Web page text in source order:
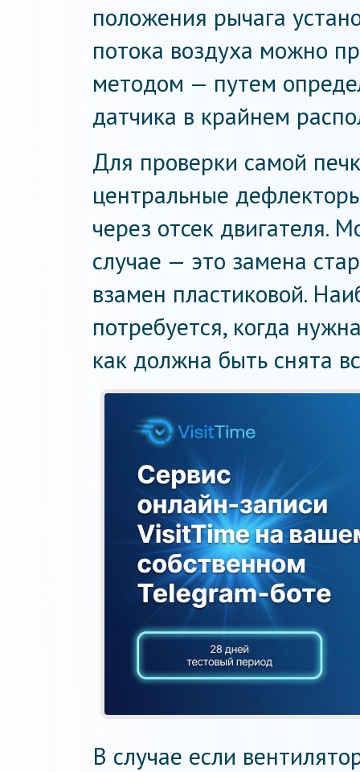
положения рычага
потока воздуха можно
методом — путем
датчика в крайнем
Для проверки самой
центральные
через отсек двигателя.
случае — это замена
взамен пластиковой.
потребуется, когда
как должна быть снята
В случае если